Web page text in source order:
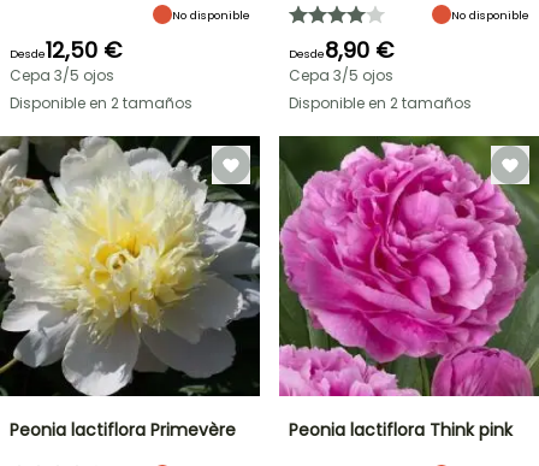
No disponible
Desde12,50 €
Cepa 3/5 ojos
Disponible en 2 tamaños
No disponible
Desde8,90 €
Cepa 3/5 ojos
Disponible en 2 tamaños
Peonia lactiflora Primevère Peonia lactiflora Think pink